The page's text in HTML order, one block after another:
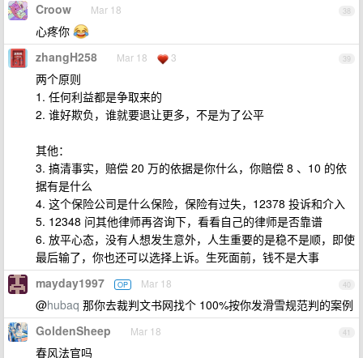
38
Croow Mar 18
心疼你
39
zhangH258 Mar 18 3
两个原则
1. 任何利益都是争取来的
2. 谁好欺负，谁就要退让更多，不是为了公平
其他：
3. 搞清事实，赔偿 20 万的依据是你什么，你赔偿 8 、10 的依
据有是什么
4. 这个保险公司是什么保险，保险有过失，12378 投诉和介入
5. 12348 问其他律师再咨询下，看看自己的律师是否靠谱
6. 放平心态，没有人想发生意外，人生重要的是稳不是顺，即使
最后输了，你也还可以选择上诉。生死面前，钱不是大事
40
mayday1997 OP Mar 18
@hubaq 那你去裁判文书网找个 100%按你发滑雪规范判的案例
41
GoldenSheep Mar 18
春风法官吗